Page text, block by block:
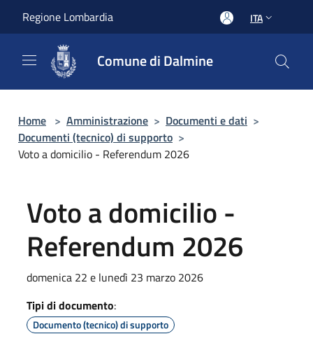
Regione Lombardia ITA
Comune di Dalmine
Home > Amministrazione > Documenti e dati >
Documenti (tecnico) di supporto >
Voto a domicilio - Referendum 2026
Voto a domicilio -
Referendum 2026
domenica 22 e lunedì 23 marzo 2026
Tipi di documento:
Documento (tecnico) di supporto